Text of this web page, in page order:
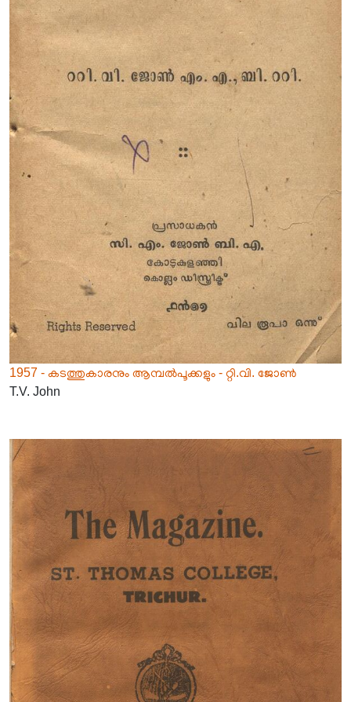
1957 - കടത്തുകാരനും ആമ്പൽപൂക്കളും - റ്റി.വി. ജോൺ
T.V. John